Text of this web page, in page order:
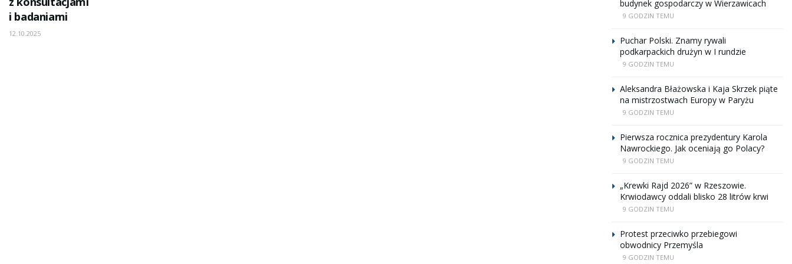
i badaniami
12.10.2025
budynek gospodarczy w Wierzawicach
9 GODZIN TEMU
Puchar Polski. Znamy rywali
podkarpackich drużyn w I rundzie
9 GODZIN TEMU
Aleksandra Błażowska i Kaja Skrzek piąte
na mistrzostwach Europy w Paryżu
9 GODZIN TEMU
Pierwsza rocznica prezydentury Karola
Nawrockiego. Jak oceniają go Polacy?
9 GODZIN TEMU
„Krewki Rajd 2026” w Rzeszowie.
Krwiodawcy oddali blisko 28 litrów krwi
9 GODZIN TEMU
Protest przeciwko przebiegowi
obwodnicy Przemyśla
9 GODZIN TEMU